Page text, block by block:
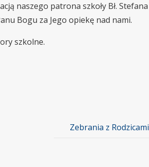
naszego patrona szkoły Bł. Stefana
Bogu za Jego opiekę nad nami.
szkolne.
Zebrania z Rodzicami